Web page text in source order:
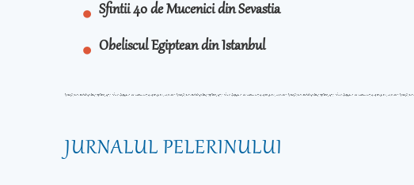
Sfintii 40 de Mucenici din Sevastia
Obeliscul Egiptean din Istanbul
JURNALUL PELERINULUI